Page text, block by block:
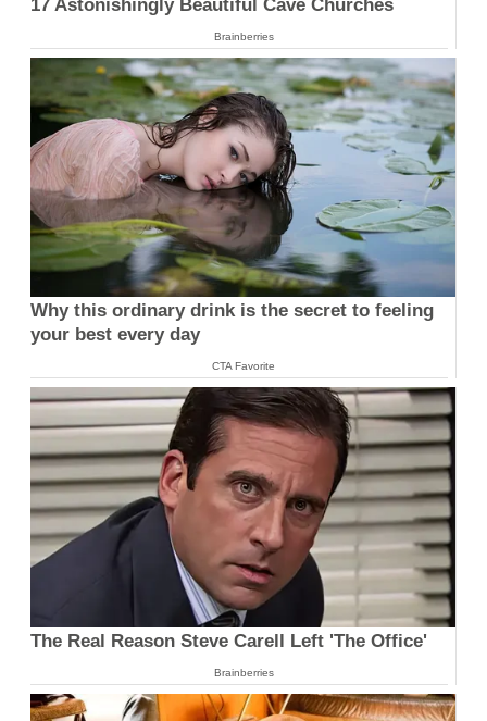
17 Astonishingly Beautiful Cave Churches
Brainberries
Why this ordinary drink is the secret to feeling
your best every day
CTA Favorite
The Real Reason Steve Carell Left 'The Office'
Brainberries